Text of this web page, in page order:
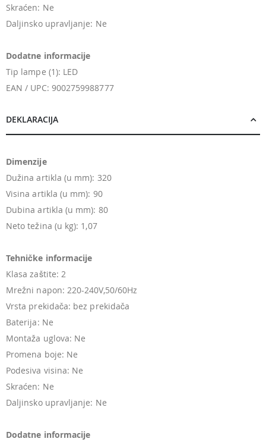
Skraćen: Ne
Daljinsko upravljanje: Ne
Dodatne informacije
Tip lampe (1): LED
EAN / UPC: 9002759988777
DEKLARACIJA
Dimenzije
Dužina artikla (u mm): 320
Visina artikla (u mm): 90
Dubina artikla (u mm): 80
Neto težina (u kg): 1,07
Tehničke informacije
Klasa zaštite: 2
Mrežni napon: 220-240V,50/60Hz
Vrsta prekidača: bez prekidača
Baterija: Ne
Montaža uglova: Ne
Promena boje: Ne
Podesiva visina: Ne
Skraćen: Ne
Daljinsko upravljanje: Ne
Dodatne informacije